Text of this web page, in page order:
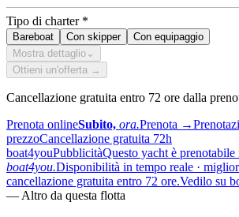
Tipo di charter *
Bareboat Con skipper
Con equipaggio
Mostra dettaglio ⌄
Ottieni un'offerta →
Cancellazione gratuita entro 72 ore dalla
Prenota onlineSubito, ora.Prenota →
prezzoCancellazione gratuita 72h
boat4youPubblicitàQuesto yacht è prenotabile
boat4you.Disponibilità in tempo reale ·
cancellazione gratuita entro 72 ore.Vedilo su
— Altro da questa flotta